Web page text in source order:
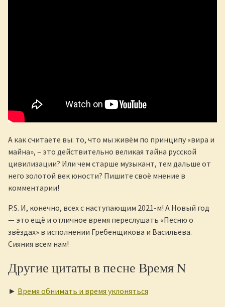
А как считаете вы: то, что мы живём по принципу «вира и
майна», – это действительно великая тайна русской
цивилизации? Или чем старше музыкант, тем дальше от
него золотой век юности? Пишите своё мнение в
комментарии!
P.S. И, конечно, всех с наступающим 2021-м! А Новый год
— это ещё и отличное время переслушать «Песню о
звёздах» в исполнении Гребенщикова и Васильева.
Сияния всем нам!
Другие цитаты в песне Время N
► Время обнимать и время уклоняться